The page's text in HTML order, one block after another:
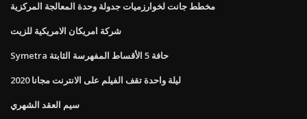
مخطط جانت لخوارزميات جدولة وحدة المعالجة المركزية
شركة امريكان الامريكية للزيت
Symetra حافة 5 الأقساط المفهرسة الثابتة
ليلة واحدة تقف الفيلم على الانترنت مجانا 2020
سيم العقد الشهري